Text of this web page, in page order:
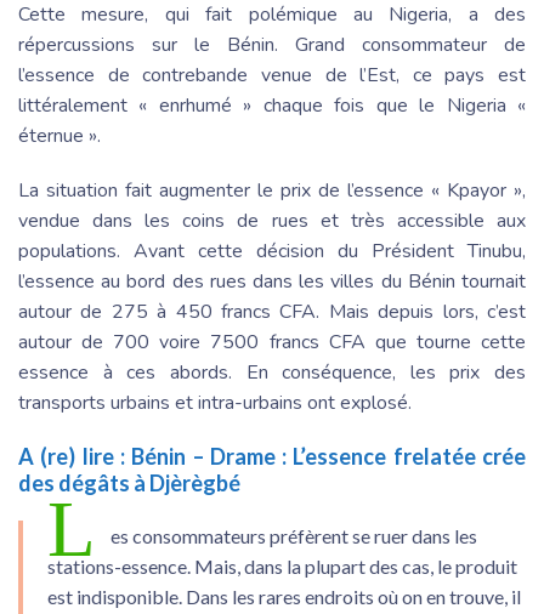
Cette mesure, qui fait polémique au Nigeria, a des
répercussions sur le Bénin. Grand consommateur de
l’essence de contrebande venue de l’Est, ce pays est
littéralement « enrhumé » chaque fois que le Nigeria «
éternue ».
La situation fait augmenter le prix de l’essence « Kpayor »,
vendue dans les coins de rues et très accessible aux
populations. Avant cette décision du Président Tinubu,
l’essence au bord des rues dans les villes du Bénin tournait
autour de 275 à 450 francs CFA. Mais depuis lors, c’est
autour de 700 voire 7500 francs CFA que tourne cette
essence à ces abords. En conséquence, les prix des
transports urbains et intra-urbains ont explosé.
A (re) lire : Bénin – Drame : L’essence frelatée crée
des dégâts à Djèrègbé
L
es consommateurs préfèrent se ruer dans les
stations-essence. Mais, dans la plupart des cas, le produit
est indisponible. Dans les rares endroits où on en trouve, il